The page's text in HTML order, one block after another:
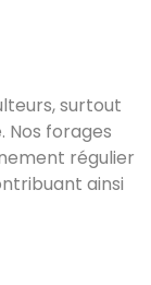
surtout
Nos forages
régulier
ainsi